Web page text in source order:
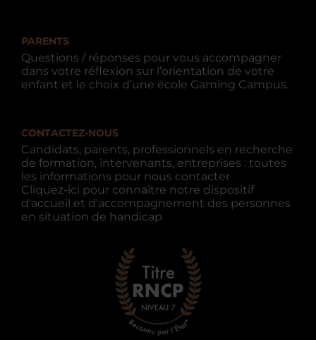
PARENTS
Questions / réponses pour vous accompagner
dans votre réflexion sur l’orientation de votre
enfant et le choix d’une école Gaming Campus.
CONTACTEZ-NOUS
Candidats, parents, professionnels en recherche
de formation, intervenants, entreprises : toutes
les informations pour nous contacter
Cliquez-ici pour connaître notre dispositif
d'accueil et d'accompagnement des personnes
en situation de handicap